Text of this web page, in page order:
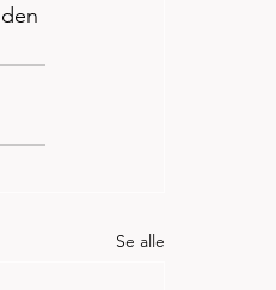
Se alle